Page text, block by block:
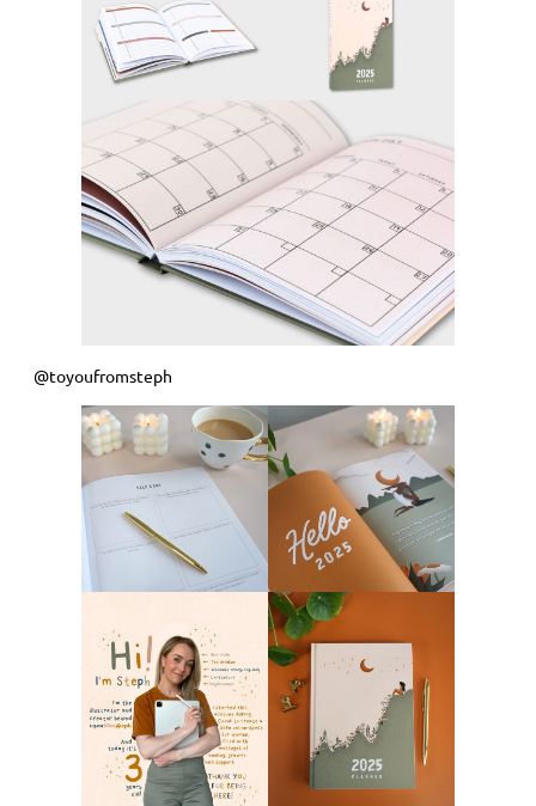
@toyoufromsteph